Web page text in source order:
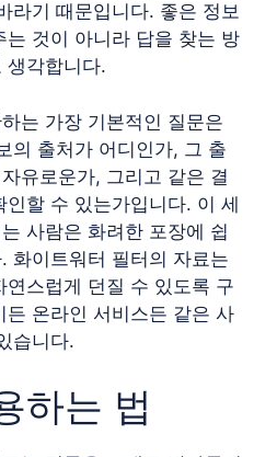
라기 때문입니다. 좋은 정보
는 것이 아니라 답을 찾는 방
생각합니다.
는 가장 기본적인 질문은
의 출처가 어디인가, 그 출
유로운가, 그리고 같은 결
할 수 있는가입니다. 이 세
사람은 화려한 포장에 쉽
화이트워터 필터의 자료는
스럽게 던질 수 있도록 구
든 온라인 서비스든 같은 사
습니다.
하는 법